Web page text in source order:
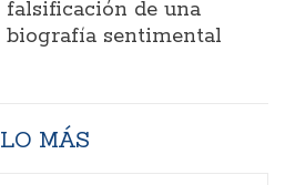
falsificación de una
biografía sentimental
LO MÁS